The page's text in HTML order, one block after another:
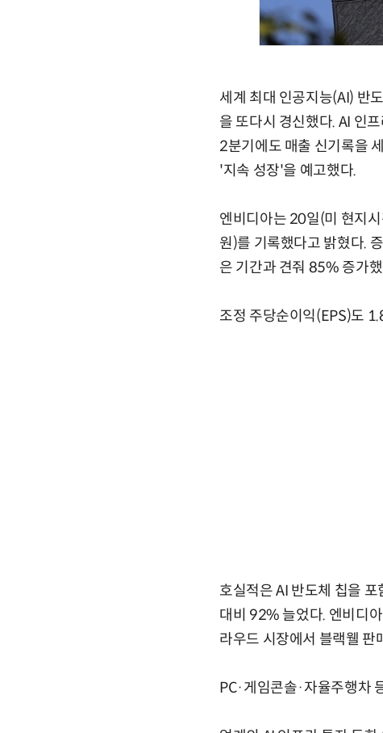
세계 최대 인공지능(AI) 반
을 또다시 경신했다. AI 인
2분기에도 매출 신기록을
'지속 성장'을 예고했다.
엔비디아는 20일(미 현지
원)를 기록했다고 밝혔다.
은 기간과 견줘 85% 증가
조정 주당순이익(EPS)도
호실적은 AI 반도체 칩을
대비 92% 늘었다. 엔비디
라우드 시장에서 블랙웰 판
PC·게임콘솔·자율주행차